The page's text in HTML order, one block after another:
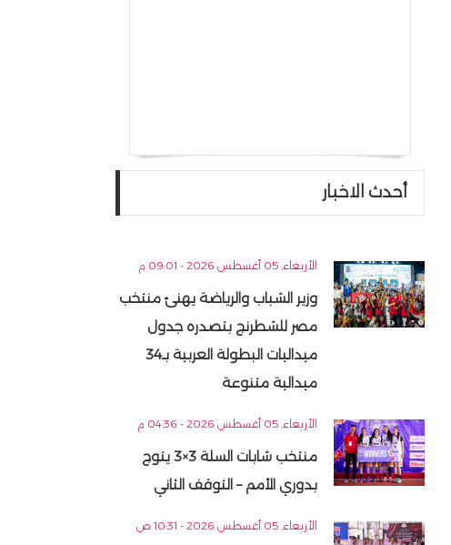
أحدث الاخبار
الأربعاء, 05 أغسطس 2026 - 09:01 م
وزير الشباب والرياضة يهنئ منتخب
مصر للشطرنج بتصدره جدول
ميداليات البطولة العربية بـ34
ميدالية متنوعة
الأربعاء, 05 أغسطس 2026 - 04:36 م
منتخب شابات السلة 3×3 يتوج
بدوري الأمم – التوقف الثاني
الأربعاء, 05 أغسطس 2026 - 10:31 ص